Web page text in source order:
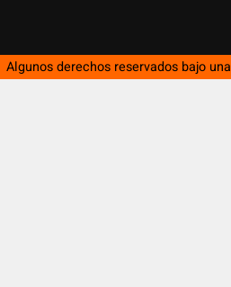
Algunos derechos reservados bajo